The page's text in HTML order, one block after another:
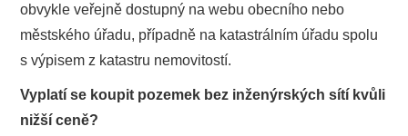
obvykle veřejně dostupný na webu obecního nebo
městského úřadu, případně na katastrálním úřadu spolu
s výpisem z katastru nemovitostí.
Vyplatí se koupit pozemek bez inženýrských sítí kvůli
nižší ceně?